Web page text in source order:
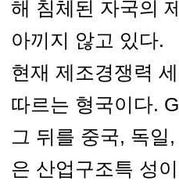
해 침체된 자국의
아끼지 않고 있다.
현재 제조경쟁력
따르는 형국이다.
그 뒤를 중국, 독
은 산업구조특 성